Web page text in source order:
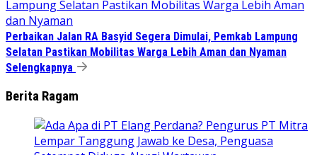
Perbaikan Jalan RA Basyid Segera Dimulai, Pemkab Lampung
Selatan Pastikan Mobilitas Warga Lebih Aman dan Nyaman
Selengkapnya
Berita Ragam